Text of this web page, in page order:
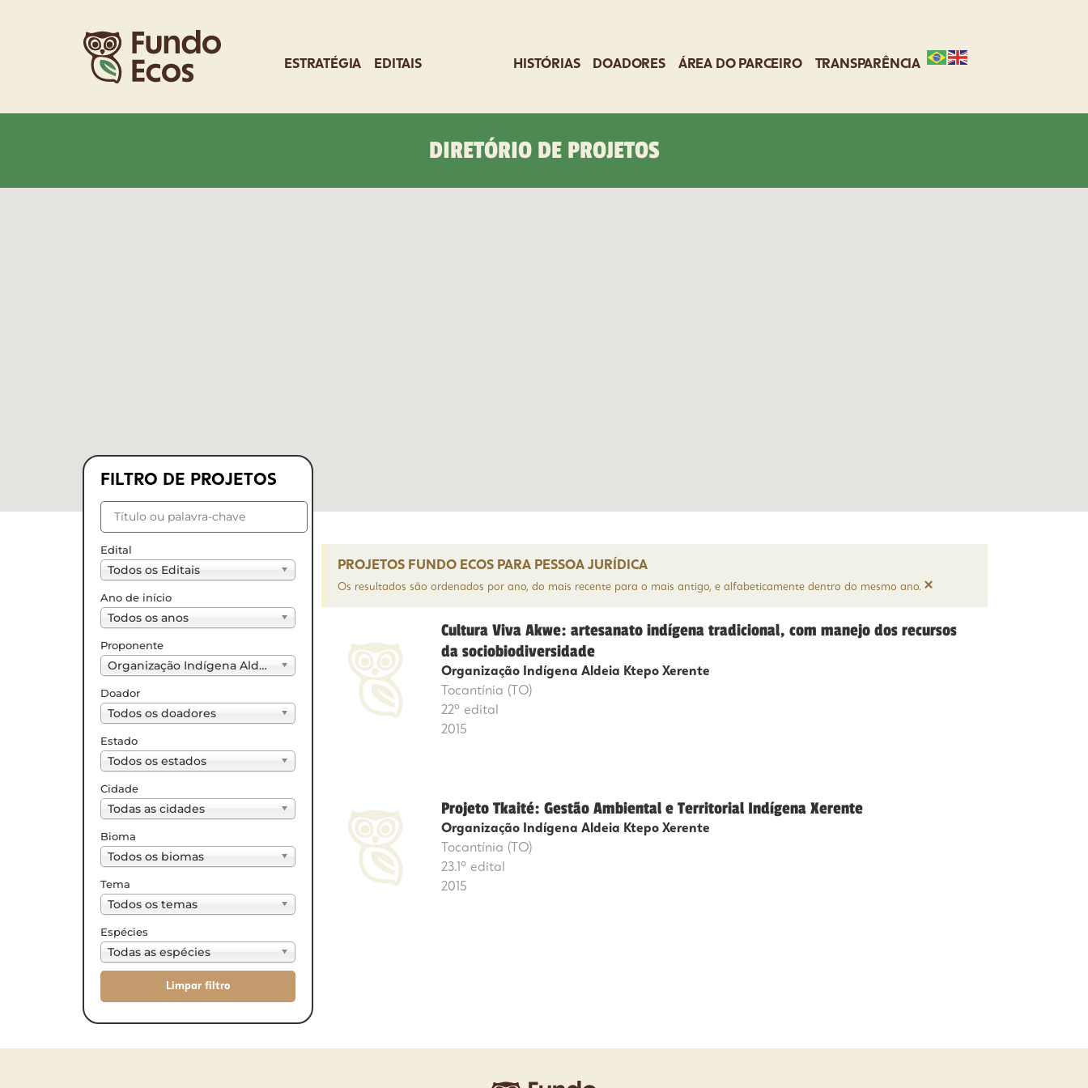
ESTRATÉGIA EDITAIS HISTÓRIAS DOADORES ÁREA DO PARCEIRO TRANSPARÊNCIA
DIRETÓRIO DE PROJETOS
FILTRO DE PROJETOS
Edital
Todos os Editais
Ano de início
Todos os anos
Proponente
Organização Indígena Aldeia Ktepo Xerente (2)
Doador
Todos os doadores
Estado
Todos os estados
Cidade
Todas as cidades
Bioma
Todos os biomas
Tema
Todos os temas
Espécies
Todas as espécies
PROJETOS FUNDO ECOS PARA PESSOA JURÍDICA
Os resultados são ordenados por ano, do mais recente para o mais antigo, e alfabeticamente dentro do mesmo ano. ×
Cultura Viva Akwe: artesanato indígena tradicional, com manejo dos recursos
da sociobiodiversidade
Organização Indígena Aldeia Ktepo Xerente
Tocantínia (TO)
22º edital
2015
Projeto Tkaité: Gestão Ambiental e Territorial Indígena Xerente
Organização Indígena Aldeia Ktepo Xerente
Tocantínia (TO)
23.1º edital
2015